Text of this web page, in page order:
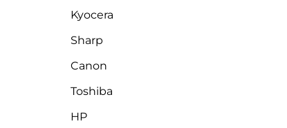
Kyocera
Sharp
Canon
Toshiba
HP